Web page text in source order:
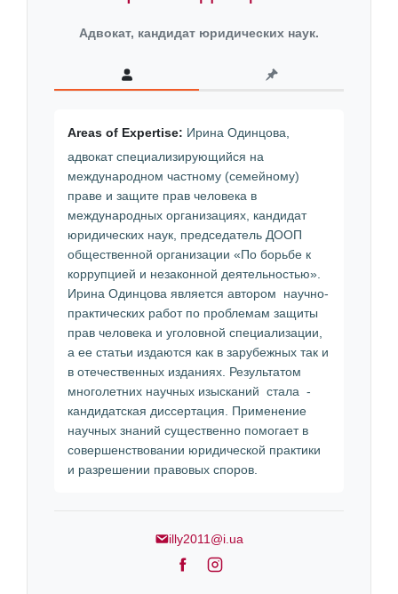
Адвокат, кандидат юридических наук.
Areas of Expertise: Ирина Одинцова,
адвокат специализирующийся на
международном частному (семейному)
праве и защите прав человека в
международных организациях, кандидат
юридических наук, председатель ДООП
общественной организации «По борьбе к
коррупцией и незаконной деятельностью».
Ирина Одинцова является автором научно-
практических работ по проблемам защиты
прав человека и уголовной специализации,
а ее статьи издаются как в зарубежных так и
в отечественных изданиях. Результатом
многолетних научных изысканий стала -
кандидатская диссертация. Применение
научных знаний существенно помогает в
совершенствовании юридической практики
и разрешении правовых споров.
illy2011@i.ua
F
I